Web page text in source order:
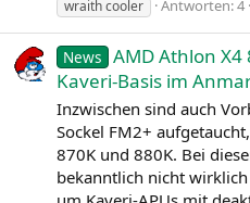
wraith cooler
Antworten: 4
News AMD Athlon
Kaveri-Basis im
Inzwischen sind auch
Sockel FM2+
870K und 880K. Bei
bekanntlich nicht wirklich